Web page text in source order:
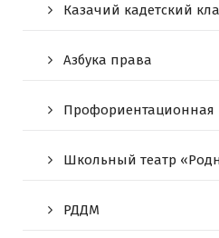
Казачий кадетский
Азбука права
Профориентационная
Школьный театр
РДДМ